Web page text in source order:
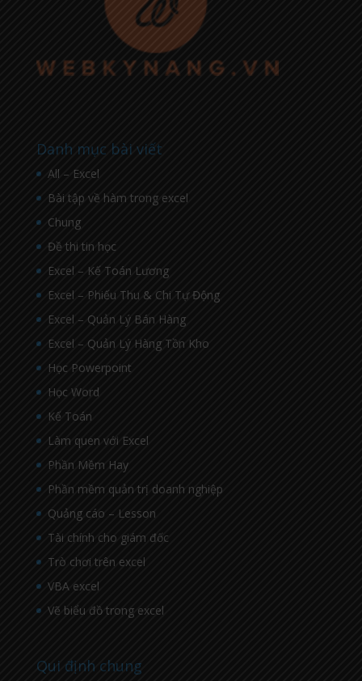
Danh mục bài viết
All – Excel
Bài tập về hàm trong excel
Chung
Đề thi tin học
Excel – Kế Toán Lương
Excel – Phiếu Thu & Chi Tự Động
Excel – Quản Lý Bán Hàng
Excel – Quản Lý Hàng Tồn Kho
Học Powerpoint
Học Word
Kế Toán
Làm quen với Excel
Phần Mềm Hay
Phần mềm quản trị doanh nghiệp
Quảng cáo – Lesson
Tài chính cho giám đốc
Trò chơi trên excel
VBA excel
Vẽ biểu đồ trong excel
Qui định chung